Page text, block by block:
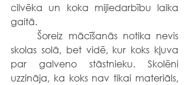
cilvēka un koka mijiedarbību laika
gaitā.
	Šoreiz mācīšanās notika nevis
skolas solā, bet vidē, kur koks kļuva
par galveno stāstnieku. Skolēni
uzzināja, ka koks nav tikai materiāls,